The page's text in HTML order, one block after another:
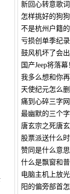
新回心转意歌
怎样挑好的狗
不是杭州户籍
亏损创单季纪
鼓风机坏了会
国产Jeep将落
我多么想和你
天使纪元怎么
痛到心碎三字
最幽默的三个
唐玄宗之死唐
股票派送什么
赞同是什么意
什么是飘窗和
电脑主机上放
阳的偏旁部首